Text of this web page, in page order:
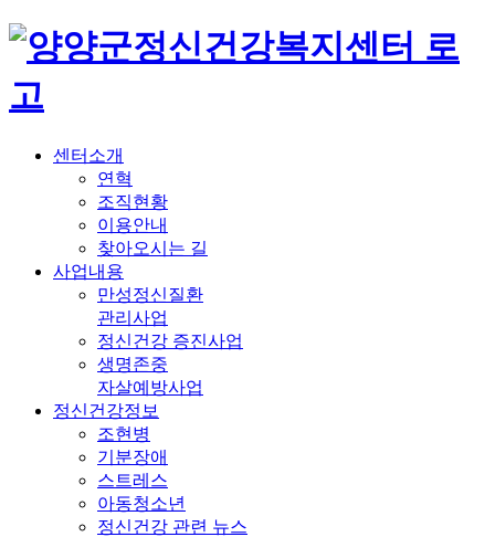
센터소개
연혁
조직현황
이용안내
찾아오시는 길
사업내용
만성정신질환
관리사업
정신건강 증진사업
생명존중
자살예방사업
정신건강정보
조현병
기분장애
스트레스
아동청소년
정신건강 관련 뉴스